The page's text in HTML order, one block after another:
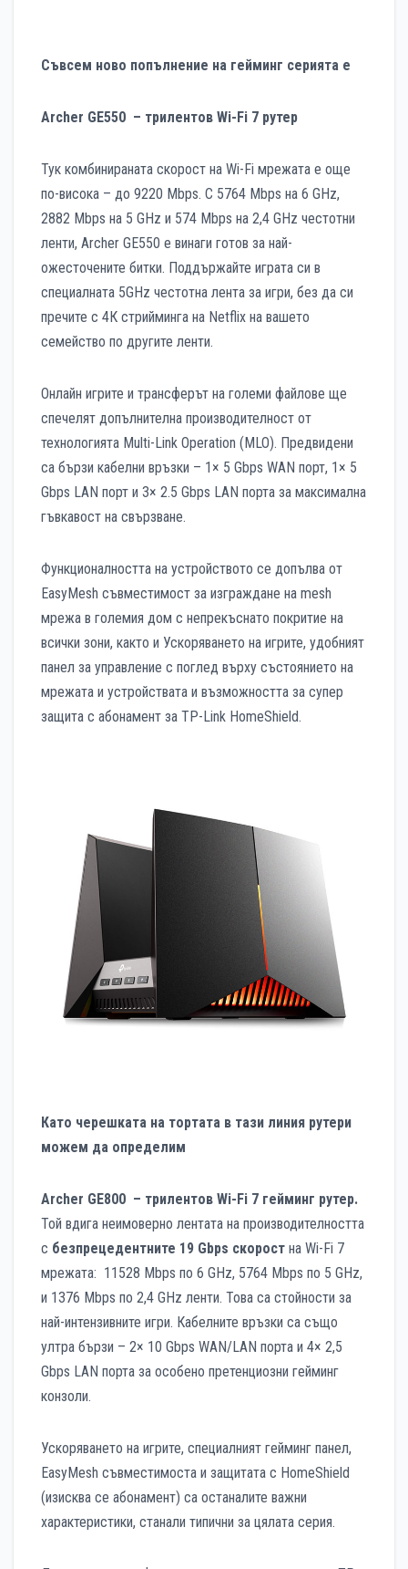
Съвсем ново попълнение на гейминг серията е
Archer GE550 – трилентов Wi-Fi 7 рутер
Тук комбинираната скорост на Wi-Fi мрежата е още
по-висока – до 9220 Mbps. С 5764 Mbps на 6 GHz,
2882 Mbps на 5 GHz и 574 Mbps на 2,4 GHz честотни
ленти, Archer GE550 е винаги готов за най-
ожесточените битки. Поддържайте играта си в
специалната 5GHz честотна лента за игри, без да си
пречите с 4К стрийминга на Netflix на вашето
семейство по другите ленти.
Онлайн игрите и трансферът на големи файлове ще
спечелят допълнителна производителност от
технологията Multi-Link Operation (MLO). Предвидени
са бързи кабелни връзки – 1× 5 Gbps WAN порт, 1× 5
Gbps LAN порт и 3× 2.5 Gbps LAN порта за максимална
гъвкавост на свързване.
Функционалността на устройството се допълва от
EasyMesh съвместимост за изграждане на mesh
мрежа в големия дом с непрекъснато покритие на
всички зони, както и Ускоряването на игрите, удобният
панел за управление с поглед върху състоянието на
мрежата и устройствата и възможността за супер
защита с абонамент за TP-Link HomeShield.
Като черешката на тортата в тази линия рутери
можем да определим
Archer GE800 – трилентов Wi-Fi 7 гейминг рутер.
Той вдига неимоверно лентата на производителността
с безпрецедентните 19 Gbps скорост на Wi-Fi 7
мрежата: 11528 Mbps по 6 GHz, 5764 Mbps по 5 GHz,
и 1376 Mbps по 2,4 GHz ленти. Това са стойности за
най-интензивните игри. Кабелните връзки са също
ултра бързи – 2× 10 Gbps WAN/LAN порта и 4× 2,5
Gbps LAN порта за особено претенциозни гейминг
конзоли.
Ускоряването на игрите, специалният гейминг панел,
EasyMesh съвместимоста и защитата с HomeShield
(изисква се абонамент) са останалите важни
характеристики, станали типични за цялата серия.